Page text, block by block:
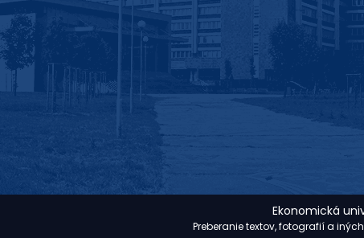
Ekonomická
Preberanie textov, fotografií a